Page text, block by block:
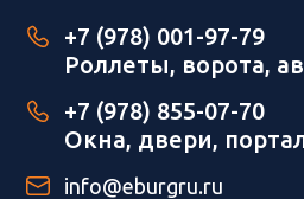
+7 (978) 001-97-79
Роллеты, ворота,
+7 (978) 855-07-70
Окна, двери,
info@eburgru.ru